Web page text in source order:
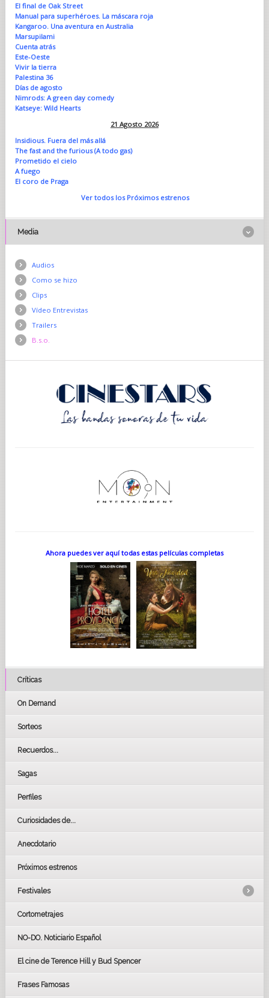
El final de Oak Street
Manual para superhéroes. La máscara roja
Kangaroo. Una aventura en Australia
Marsupilami
Cuenta atrás
Este-Oeste
Vivir la tierra
Palestina 36
Días de agosto
Nimrods: A green day comedy
Katseye: Wild Hearts
21 Agosto 2026
Insidious. Fuera del más allá
The fast and the furious (A todo gas)
Prometido el cielo
A fuego
El coro de Praga
Ver todos los Próximos estrenos
Media
Audios
Como se hizo
Clips
Vídeo Entrevistas
Trailers
B.s.o.
Ahora puedes ver aquí todas estas películas completas
Críticas
On Demand
Sorteos
Recuerdos...
Sagas
Perfiles
Curiosidades de...
Anecdotario
Próximos estrenos
Festivales
LOS OSCARS
GOYAS
BAFTA
Cortometrajes
NO-DO. Noticiario Español
El cine de Terence Hill y Bud Spencer
Frases Famosas